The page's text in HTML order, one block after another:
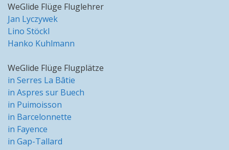
WeGlide Flüge Fluglehrer
Jan Lyczywek
Lino Stöckl
Hanko Kuhlmann
WeGlide Flüge Flugplätze
in Serres La Bâtie
in Aspres sur Buech
in Puimoisson
in Barcelonnette
in Fayence
in Gap-Tallard